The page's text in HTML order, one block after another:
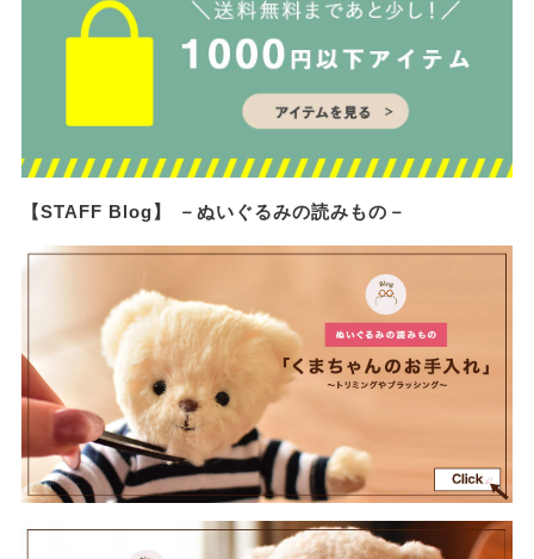
【STAFF Blog】 －ぬいぐるみの読みもの－